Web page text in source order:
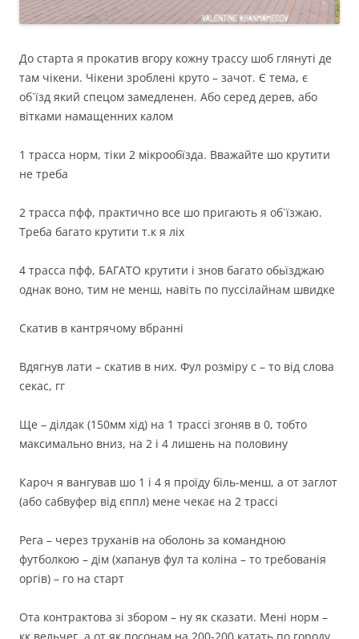
До старта я прокатив вгору кожну трассу шоб глянуті де
там чікени. Чікени зроблені круто – зачот. Є тема, є
об`їзд який спецом замедленен. Або серед дерев, або
вітками намащенних калом
1 трасса норм, тіки 2 мікрообїзда. Вважайте шо крутити
не треба
2 трасса пфф, практично все шо пригають я об`їзжаю.
Треба багато крутити т.к я ліх
4 трасса пфф, БАГАТО крутити і знов багато обьїзджаю
однак воно, тим не менш, навіть по пуссілайнам швидке
Скатив в кантрячому вбранні
Вдягнув лати – скатив в них. Фул розміру с – то від слова
секас, гг
Ще – ділдак (150мм хід) на 1 трассі згоняв в 0, тобто
максимально вниз, на 2 і 4 лишень на половину
Кароч я вангував шо 1 і 4 я проїду біль-менш, а от заглот
(або сабвуфер від єппл) мене чекає на 2 трассі
Рега – через труханів на оболонь за командною
футболкою – дім (хапанув фул та коліна – то требованія
оргів) – го на старт
Ота контрактова зі збором – ну як сказати. Мені норм –
кк вельчег, а от як посонам на 200-200 катать по городу